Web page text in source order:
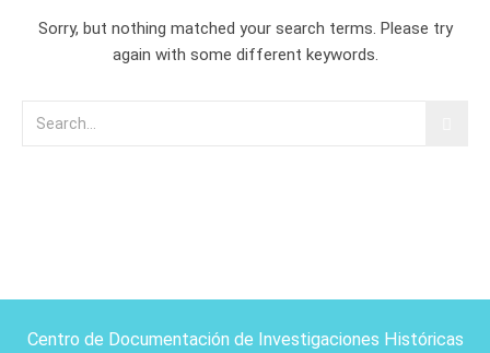
Sorry, but nothing matched your search terms. Please try
again with some different keywords.
Centro de Documentación de Investigaciones Históricas